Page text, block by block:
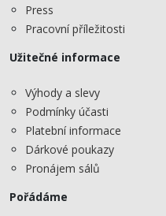
Press
Pracovní příležitosti
Užitečné informace
Výhody a slevy
Podmínky účasti
Platební informace
Dárkové poukazy
Pronájem sálů
Pořádáme